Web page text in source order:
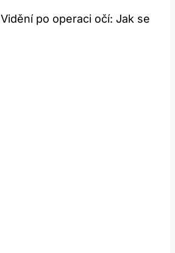
Vidění po operaci očí: Jak se